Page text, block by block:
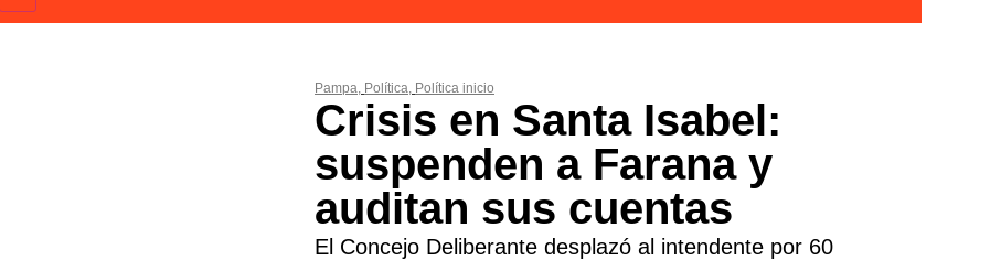
Pampa, Política, Política inicio
Crisis en Santa Isabel:
suspenden a Farana y
auditan sus cuentas
El Concejo Deliberante desplazó al intendente por 60